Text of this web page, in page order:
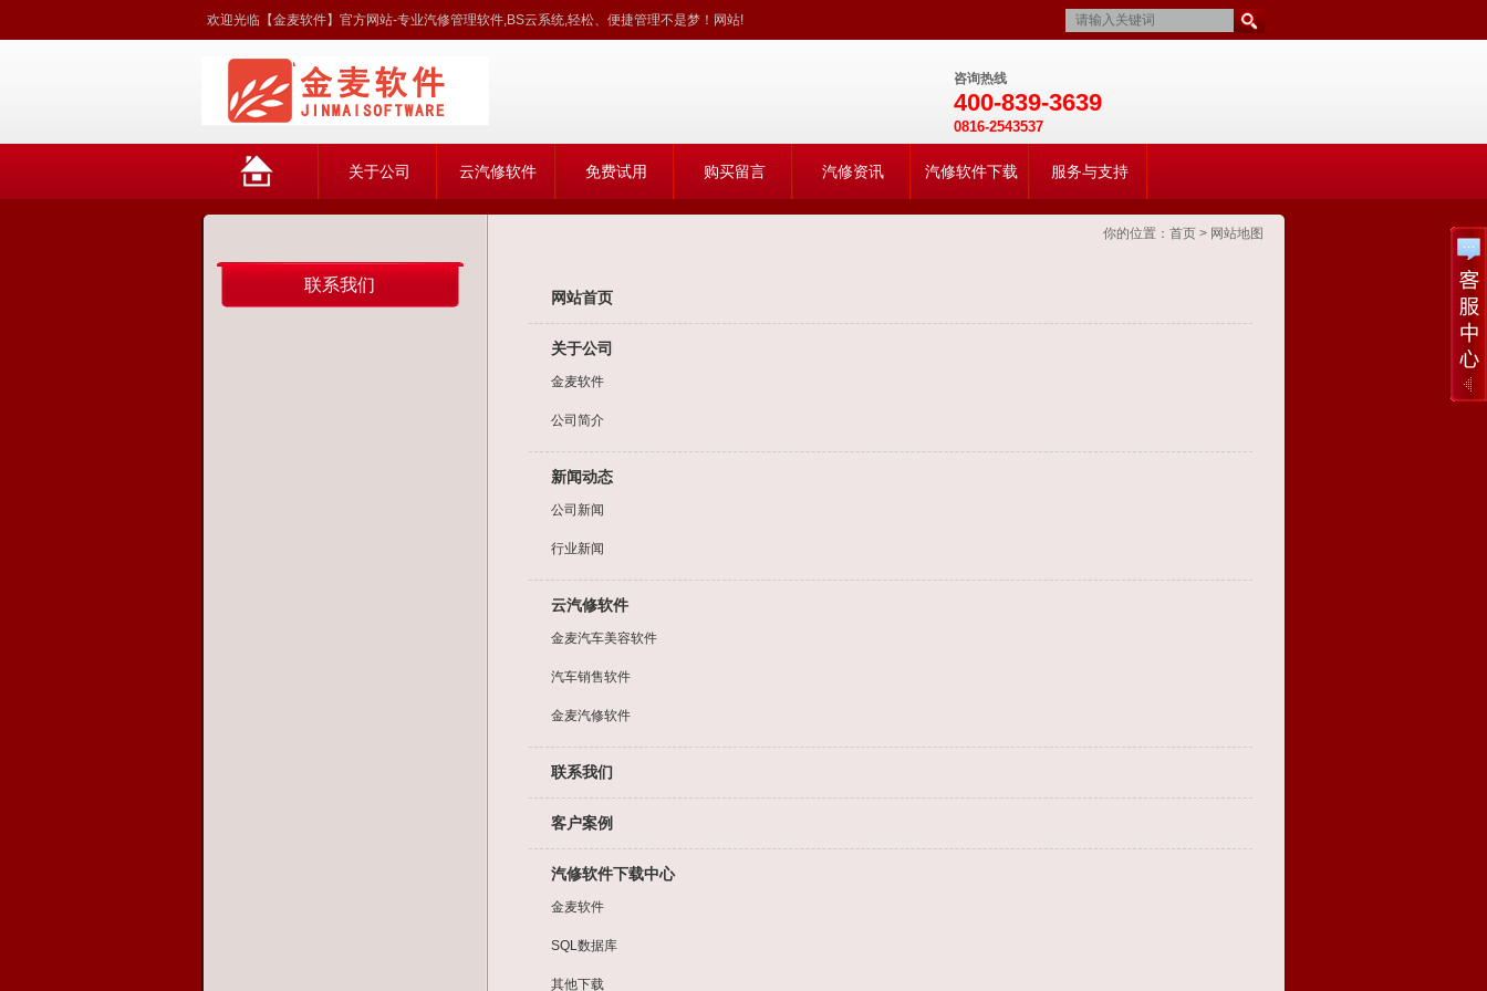
欢迎光临【金麦软件】官方网站-专业汽修管理软件,BS云系统,轻松、便捷管理不是梦！网站!
咨询热线
400-839-3639
0816-2543537
关于公司 云汽修软件 免费试用 购买留言 汽修资讯 汽修软件下载 服务与支持
你的位置： 首页 > 网站地图
联系我们
网站首页
关于公司
金麦软件
公司简介
新闻动态
公司新闻
行业新闻
云汽修软件
金麦汽车美容软件
汽车销售软件
金麦汽修软件
联系我们
客户案例
汽修软件下载中心
金麦软件
SQL数据库
其他下载